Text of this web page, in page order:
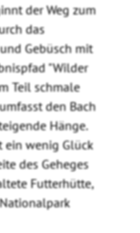
der Weg zum
das
Gebüsch mit
"Wilder
Teil schmale
den Bach
Hänge.
ein wenig Glück
des Geheges
Futterhütte,